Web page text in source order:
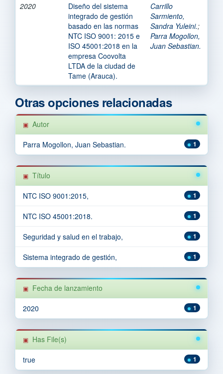
2020
Diseño del sistema
integrado de gestión
basado en las normas
NTC ISO 9001: 2015 e
ISO 45001:2018 en la
empresa Coovolta
LTDA de la ciudad de
Tame (Arauca).
Carrillo
Sarmiento,
Sandra Yuleini.;
Parra Mogollon,
Juan Sebastian.
Otras opciones relacionadas
Autor
1
Parra Mogollon, Juan Sebastian.
Título
1
NTC ISO 9001:2015,
1
NTC ISO 45001:2018.
1
Seguridad y salud en el trabajo,
1
Sistema integrado de gestión,
Fecha de lanzamiento
1
2020
Has File(s)
1
true